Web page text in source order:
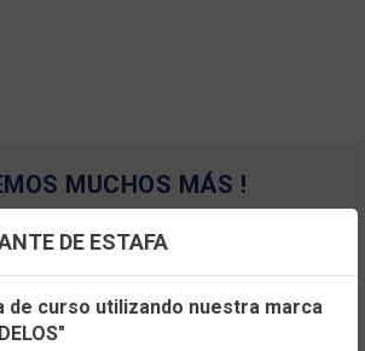
MUCHOS MÁS !
aquípara poder ver todo el
y los precios.
cookies
y de terceros, de sesión o
DE ESTAFA
de curso utilizando nuestra marca